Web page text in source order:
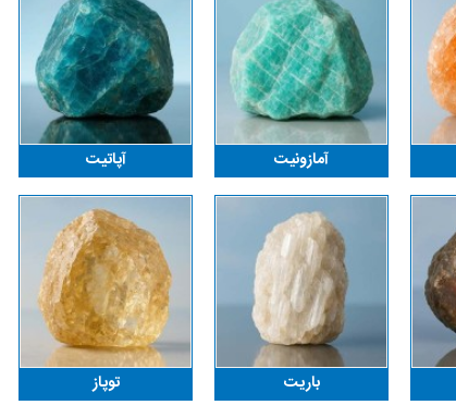
آمازونیت آپاتیت
باریت توپاز